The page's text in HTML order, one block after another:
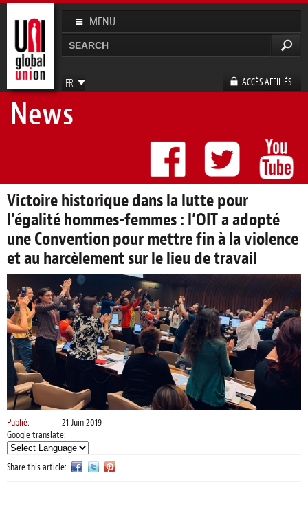
Aller au
contenu
principal
MENU
FR
EN
ES
ACCÈS AFFILIÉS
Formulaire de recherche
News
Victoire historique dans la lutte pour
l’égalité hommes-femmes : l’OIT a adopté
une Convention pour mettre fin à la violence
et au harcèlement sur le lieu de travail
Publié:
21 Juin 2019
Google translate:
Share this article: